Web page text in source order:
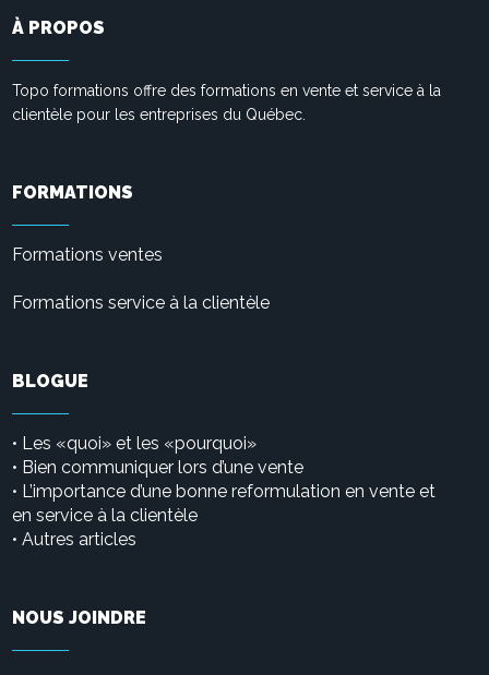
À PROPOS
Topo formations offre des formations en vente et service à la
clientèle pour les entreprises du Québec.
FORMATIONS
Formations ventes
Formations service à la clientèle
BLOGUE
• Les «quoi» et les «pourquoi»
• Bien communiquer lors d’une vente
• L’importance d’une bonne reformulation en vente et
en service à la clientèle
•Autres articles
NOUS JOINDRE